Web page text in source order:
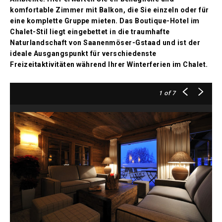
komfortable Zimmer mit Balkon, die Sie einzeln oder für
eine komplette Gruppe mieten. Das Boutique-Hotel im
Chalet-Stil liegt eingebettet in die traumhafte
Naturlandschaft von Saanenmöser-Gstaad und ist der
ideale Ausgangspunkt für verschiedenste
Freizeitaktivitäten während Ihrer Winterferien im Chalet.
1 of 7